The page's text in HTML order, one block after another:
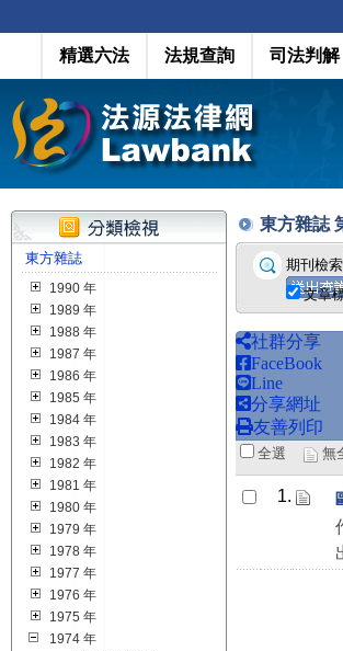
精選六法 法規查詢 司法判解
東方雜誌
1990 年
1989 年
1988 年
1987 年
1986 年
1985 年
1984 年
1983 年
1982 年
1981 年
1980 年
1979 年
1978 年
1977 年
1976 年
1975 年
1974 年
東方雜誌
期刊檢索
文章
社群分享
FaceBook
Line
分享網址
友善列印
全選 無
1.